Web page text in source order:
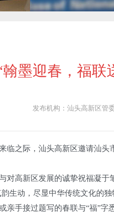
墨迎春，福联
发布机构： 汕头高新区管
之际，汕头高新区邀请汕
高新区发展的诚挚祝福凝于
生动，尽显中华传统文化的独
手接过题写的春联与“福”